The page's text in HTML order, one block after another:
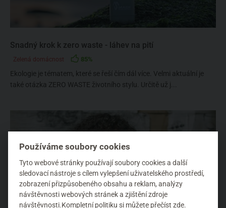
Snadný krok k zero waste - láhev na pití
Zelená domácnost 85%
Ekologie je tématem, které se řeší čím dál více. Velmi aktuální je
také otázka ZERO WASTE životního stylu. Určitě už j...
Používáme soubory cookies
Tyto webové stránky používají soubory cookies a další
sledovací nástroje s cílem vylepšení uživatelského prostředí,
zobrazení přizpůsobeného obsahu a reklam, analýzy
návštěvnosti webových stránek a zjištění zdroje
návštěvnosti.Kompletní politikusi můžete přečíst zde.